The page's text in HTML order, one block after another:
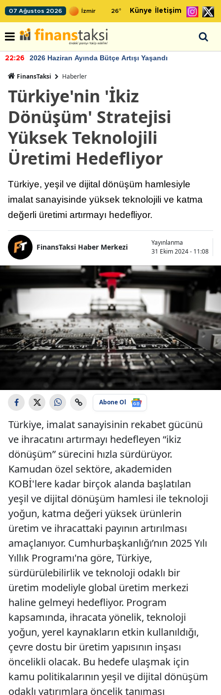
07 Ağustos 2026 26° Künye İletişim
22:26 2026 Haziran Ayında Bütçe Artışı Yaşandı
FinansTaksi Haberler
Türkiye'nin 'İkiz
Dönüşüm' Stratejisi
Yüksek Teknolojili
Üretimi Hedefliyor
Türkiye, yeşil ve dijital dönüşüm hamlesiyle
imalat sanayisinde yüksek teknolojili ve katma
değerli üretimi artırmayı hedefliyor.
FinansTaksi Haber Merkezi
Yayınlanma
31 Ekim 2024 - 11:08
Abone Ol
Türkiye, imalat sanayisinin rekabet gücünü
ve ihracatını artırmayı hedefleyen “ikiz
dönüşüm” sürecini hızla sürdürüyor.
Kamudan özel sektöre, akademiden
KOBİ'lere kadar birçok alanda başlatılan
yeşil ve dijital dönüşüm hamlesi ile teknoloji
yoğun, katma değeri yüksek ürünlerin
üretim ve ihracattaki payının artırılması
amaçlanıyor. Cumhurbaşkanlığı’nın 2025 Yılı
Yıllık Programı'na göre, Türkiye,
sürdürülebilirlik ve teknoloji odaklı bir
üretim modeliyle global üretim merkezi
haline gelmeyi hedefliyor. Program
kapsamında, ihracata yönelik, teknoloji
yoğun, yerel kaynakların etkin kullanıldığı,
çevre dostu bir üretim yapısının inşası
öncelikli olacak. Bu hedefe ulaşmak için
kamu politikalarının yeşil ve dijital dönüşüm
odaklı yatırımlara öncelik tanıması